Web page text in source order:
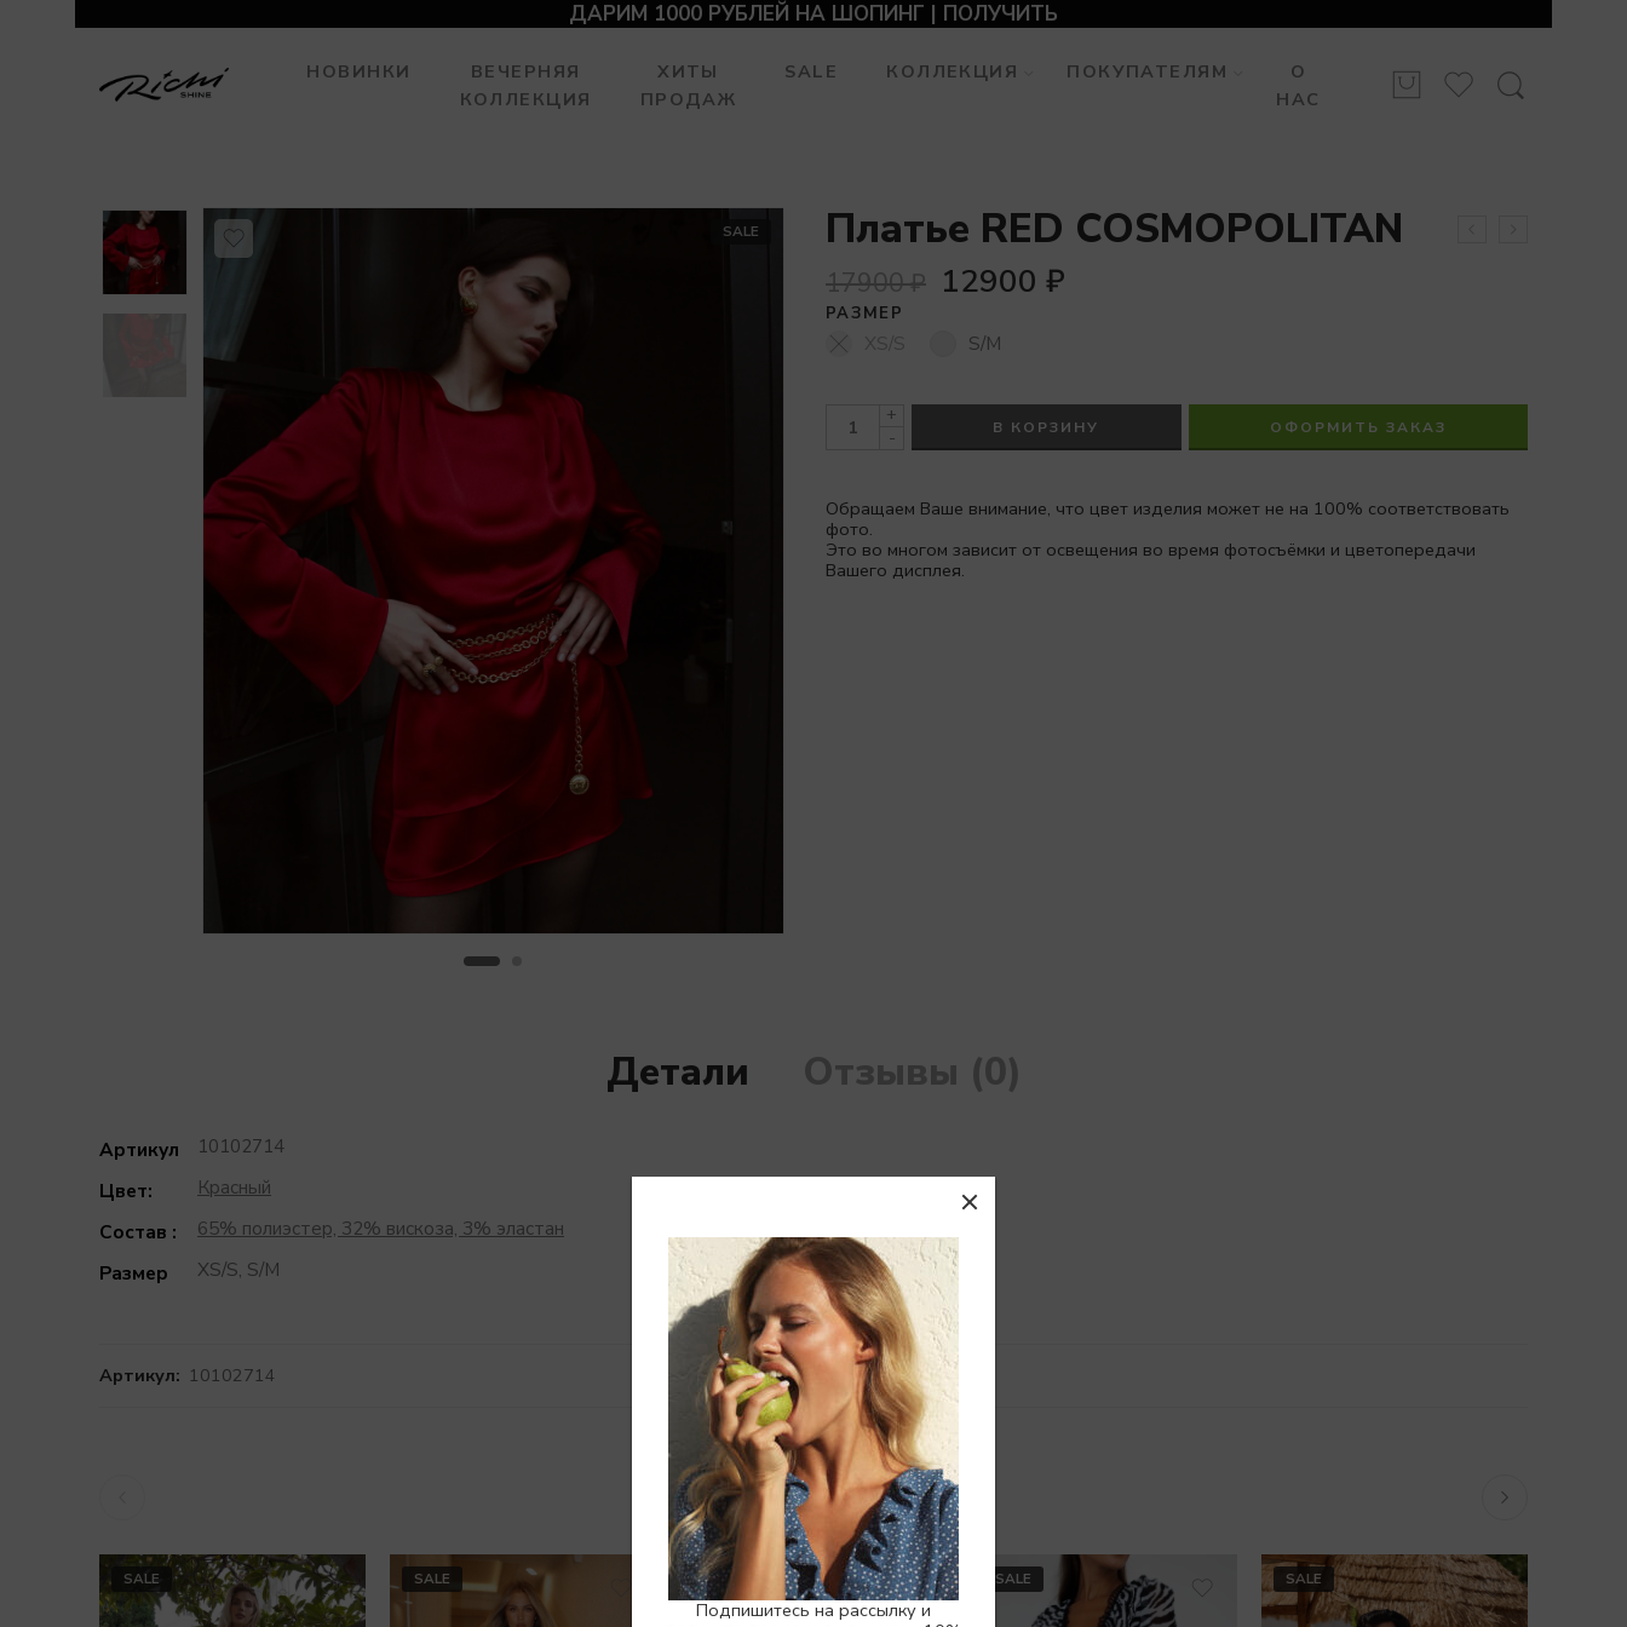
Подпишитесь на рассылку и
ДАРИМ 1000 РУБЛЕЙ НА ШОПИНГ | ПОЛУЧИТЬ
НОВИНКИ
ВЕЧЕРНЯЯ
КОЛЛЕКЦИЯ
ХИТЫ
ПРОДАЖ
SALE КОЛЛЕКЦИЯ ПОКУПАТЕЛЯМ
О
НАС
SALE Платье RED COSMOPOLITAN
17900₽ 12900 ₽
РАЗМЕР
S/M
+
-
В КОРЗИНУ ОФОРМИТЬ ЗАКАЗ
Обращаем Ваше внимание, что цвет изделия может не на 100% соответствовать
фото.
Это во многом зависит от освещения во время фотосъёмки и цветопередачи
Вашего дисплея.
Детали Отзывы (0)
Артикул
10102714
Цвет:
Красный
Состав :
65% полиэстер, 32% вискоза, 3% эластан
Размер
XS/S, S/M
Артикул: 10102714
Похожие товары
SALE SALE SALE SALE SALE